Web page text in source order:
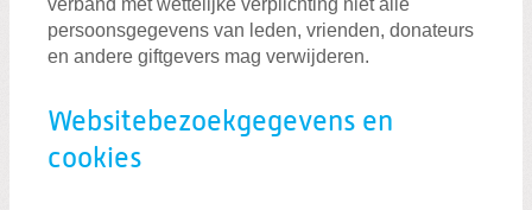
verband met wettelijke verplichting niet alle
persoonsgegevens van leden, vrienden, donateurs
en andere giftgevers mag verwijderen.
Websitebezoekgegevens en
cookies